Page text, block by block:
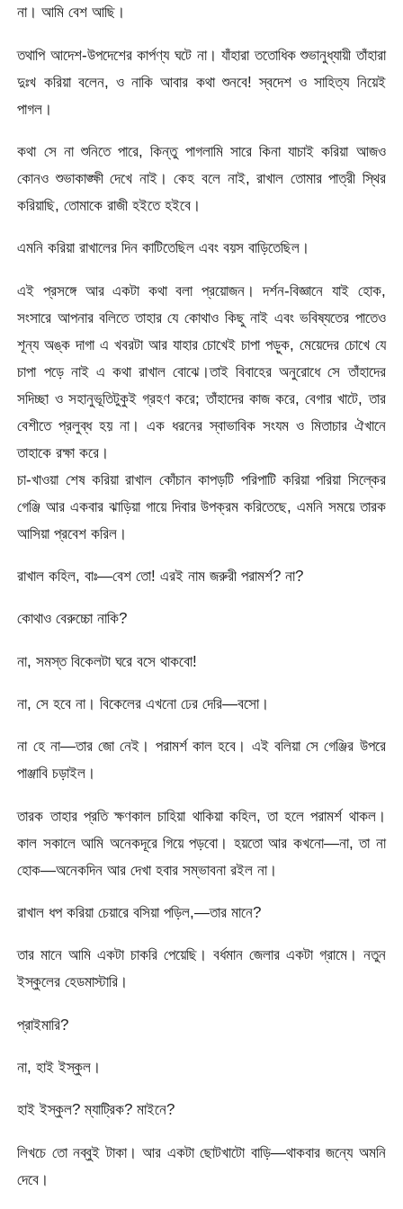
না। আমি বেশ আছি।
তথাপি আদেশ-উপদেশের কার্পণ্য ঘটে না। যাঁহারা ততোধিক শুভানুধ্যায়ী তাঁহারা
দুঃখ করিয়া বলেন, ও নাকি আবার কথা শুনবে! স্বদেশ ও সাহিত্য নিয়েই
পাগল।
কথা সে না শুনিতে পারে, কিন্তু পাগলামি সারে কিনা যাচাই করিয়া আজও
কোনও শুভাকাঙ্ক্ষী দেখে নাই। কেহ বলে নাই, রাখাল তোমার পাত্রী স্থির
করিয়াছি, তোমাকে রাজী হইতে হইবে।
এমনি করিয়া রাখালের দিন কাটিতেছিল এবং বয়স বাড়িতেছিল।
এই প্রসঙ্গে আর একটা কথা বলা প্রয়োজন। দর্শন-বিজ্ঞানে যাই হোক,
সংসারে আপনার বলিতে তাহার যে কোথাও কিছু নাই এবং ভবিষ্যতের পাতেও
শূন্য অঙ্ক দাগা এ খবরটা আর যাহার চোখেই চাপা পড়ুক, মেয়েদের চোখে যে
চাপা পড়ে নাই এ কথা রাখাল বোঝে।তাই বিবাহের অনুরোধে সে তাঁহাদের
সদিচ্ছা ও সহানুভূতিটুকুই গ্রহণ করে; তাঁহাদের কাজ করে, বেগার খাটে, তার
বেশীতে প্রলুব্ধ হয় না। এক ধরনের স্বাভাবিক সংযম ও মিতাচার ঐখানে
তাহাকে রক্ষা করে।
চা-খাওয়া শেষ করিয়া রাখাল কোঁচান কাপড়টি পরিপাটি করিয়া পরিয়া সিল্কের
গেঞ্জি আর একবার ঝাড়িয়া গায়ে দিবার উপক্রম করিতেছে, এমনি সময়ে তারক
আসিয়া প্রবেশ করিল।
রাখাল কহিল, বাঃ—বেশ তো! এরই নাম জরুরী পরামর্শ? না?
কোথাও বেরুচ্চো নাকি?
না, সমস্ত বিকেলটা ঘরে বসে থাকবো!
না, সে হবে না। বিকেলের এখনো ঢের দেরি—বসো।
না হে না—তার জো নেই। পরামর্শ কাল হবে। এই বলিয়া সে গেঞ্জির উপরে
পাঞ্জাবি চড়াইল।
তারক তাহার প্রতি ক্ষণকাল চাহিয়া থাকিয়া কহিল, তা হলে পরামর্শ থাকল।
কাল সকালে আমি অনেকদূরে গিয়ে পড়বো। হয়তো আর কখনো—না, তা না
হোক—অনেকদিন আর দেখা হবার সম্ভাবনা রইল না।
রাখাল ধপ করিয়া চেয়ারে বসিয়া পড়িল,—তার মানে?
তার মানে আমি একটা চাকরি পেয়েছি। বর্ধমান জেলার একটা গ্রামে। নতুন
ইস্কুলের হেডমাস্টারি।
প্রাইমারি?
না, হাই ইস্কুল।
হাই ইস্কুল? ম্যাট্রিক? মাইনে?
লিখচে তো নব্বুই টাকা। আর একটা ছোটখাটো বাড়ি—থাকবার জন্যে অমনি
দেবে।